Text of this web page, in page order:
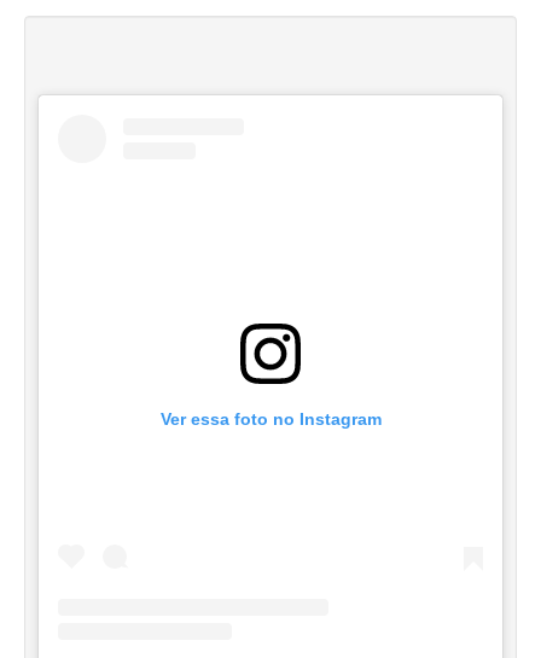
Ver essa foto no Instagram